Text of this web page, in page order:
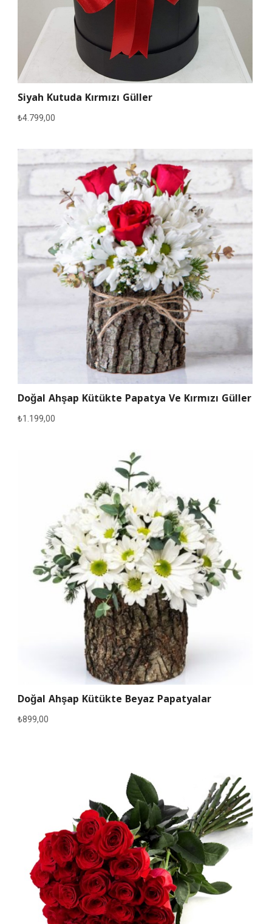
Siyah Kutuda Kırmızı Güller
₺4.799,00
Doğal Ahşap Kütükte Papatya Ve Kırmızı Güller
₺1.199,00
Doğal Ahşap Kütükte Beyaz Papatyalar
₺899,00